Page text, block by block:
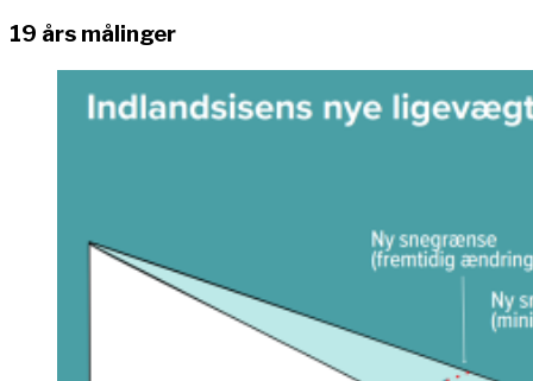
19 års målinger